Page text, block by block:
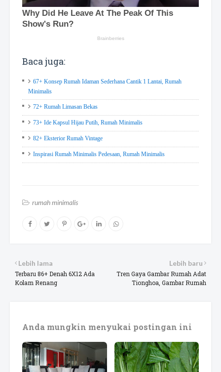
Baca juga:
67+ Konsep Rumah Idaman Sederhana Cantik 1 Lantai, Rumah
Minimalis
72+ Rumah Limasan Bekas
73+ Ide Kapsul Hijau Putih, Rumah Minimalis
82+ Eksterior Rumah Vintage
Inspirasi Rumah Minimalis Pedesaan, Rumah Minimalis
rumah minimalis
Lebih baru
Tren Gaya Gambar Rumah Adat
Tionghoa, Gambar Rumah
Lebih lama
Terbaru 86+ Denah 6X12 Ada
Kolam Renang
Anda mungkin menyukai postingan ini